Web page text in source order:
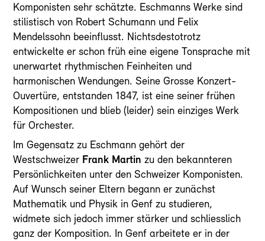
Komponisten sehr schätzte. Eschmanns Werke sind
stilistisch von Robert Schumann und Felix
Mendelssohn beeinflusst. Nichtsdestotrotz
entwickelte er schon früh eine eigene Tonsprache mit
unerwartet rhythmischen Feinheiten und
harmonischen Wendungen. Seine Grosse Konzert-
Ouvertüre, entstanden 1847, ist eine seiner frühen
Kompositionen und blieb (leider) sein einziges Werk
für Orchester.
Im Gegensatz zu Eschmann gehört der
Westschweizer Frank Martin zu den bekannteren
Persönlichkeiten unter den Schweizer Komponisten.
Auf Wunsch seiner Eltern begann er zunächst
Mathematik und Physik in Genf zu studieren,
widmete sich jedoch immer stärker und schliesslich
ganz der Komposition. In Genf arbeitete er in der